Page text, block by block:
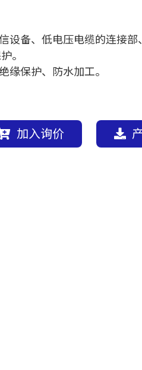
设备、低电压电缆的连接
。
缘保护、防水加工。
加入询价